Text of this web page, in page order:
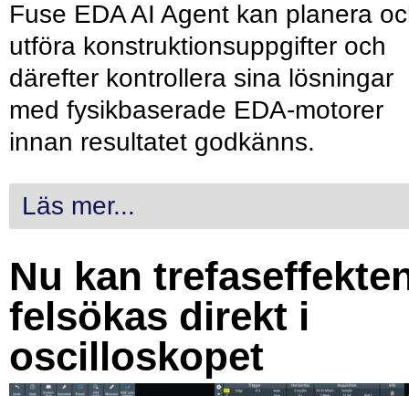
Fuse EDA AI Agent kan planera
utföra konstruktionsuppgifter och
därefter kontrollera sina lösningar
med fysikbaserade EDA-motorer
innan resultatet godkänns.
Läs mer...
Nu kan
felsökas direkt i
oscilloskopet